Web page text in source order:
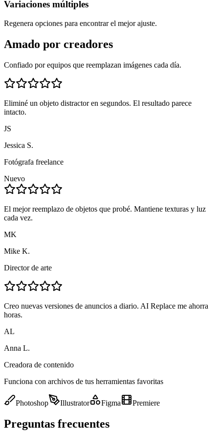
Variaciones múltiples
Regenera opciones para encontrar el mejor ajuste.
Amado por creadores
Confiado por equipos que reemplazan imágenes cada día.
Eliminé un objeto distractor en segundos. El resultado parece
intacto.
JS
Jessica S.
Fotógrafa freelance
Nuevo
El mejor reemplazo de objetos que probé. Mantiene texturas y luz
cada vez.
MK
Mike K.
Director de arte
Creo nuevas versiones de anuncios a diario. AI Replace me ahorra
horas.
AL
Anna L.
Creadora de contenido
Funciona con archivos de tus herramientas favoritas
Photoshop Illustrator Figma Premiere
Preguntas frecuentes